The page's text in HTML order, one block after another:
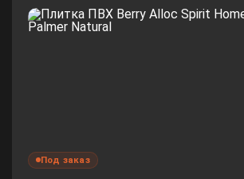
Под заказ